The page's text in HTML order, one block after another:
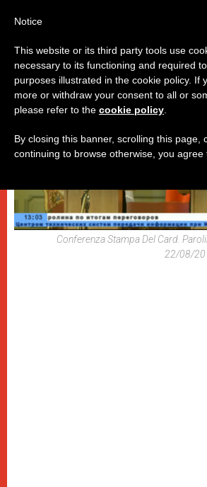
DICASTERI
Conferenza Stampa Del Card.
22/08/
Notice
This website or its third party tools use
necessary to its functioning and required
purposes illustrated in the cookie policy. If
more or withdraw your consent to all or
please refer to the cookie policy
By closing this banner, scrolling this page,
continuing to browse otherwise, you agree